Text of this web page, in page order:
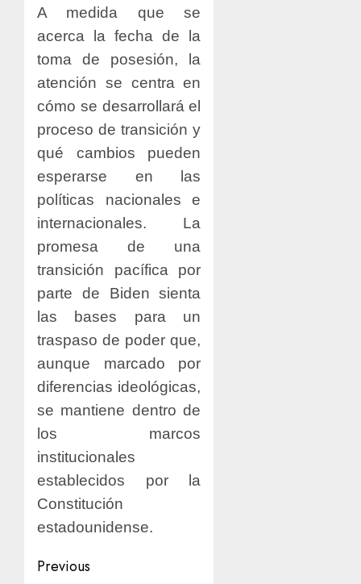
A medida que se
acerca la fecha de la
toma de posesión, la
atención se centra en
cómo se desarrollará el
proceso de transición y
qué cambios pueden
esperarse en las
políticas nacionales e
internacionales. La
promesa de una
transición pacífica por
parte de Biden sienta
las bases para un
traspaso de poder que,
aunque marcado por
diferencias ideológicas,
se mantiene dentro de
los marcos
institucionales
establecidos por la
Constitución
estadounidense.
Previous